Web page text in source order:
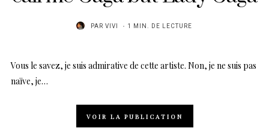
PAR VIVI 1 MIN. DE LECTURE
Vous le savez, je suis admirative de cette artiste. Non, je ne suis pas
naïve, je…
VOIR LA PUBLICATION